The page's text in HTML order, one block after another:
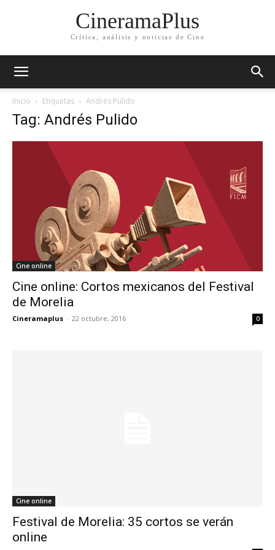
CineramaPlus
Crítica, análisis y noticias de Cine
Inicio Etiquetas Andrés Pulido
Tag: Andrés Pulido
Cine online
Cine online: Cortos mexicanos del Festival
de Morelia
Cineramaplus - 22 octubre, 2016 0
Cine online
Festival de Morelia: 35 cortos se verán
online